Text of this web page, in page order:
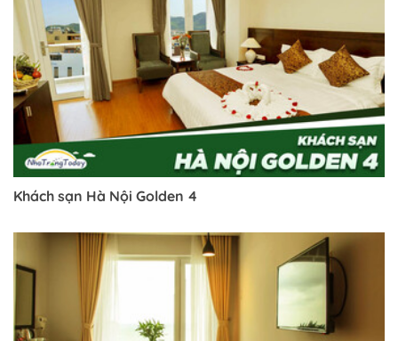
Khách sạn Hà Nội Golden 4